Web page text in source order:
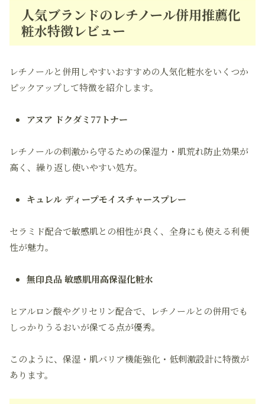
人気ブランドのレチノール併用推薦化
粧水特徴レビュー
レチノールと併用しやすいおすすめの人気化粧水をいくつか
ピックアップして特徴を紹介します。
アヌア ドクダミ77トナー
レチノールの刺激から守るための保湿力・肌荒れ防止効果が
高く、繰り返し使いやすい処方。
キュレル ディープモイスチャースプレー
セラミド配合で敏感肌との相性が良く、全身にも使える利便
性が魅力。
無印良品 敏感肌用高保湿化粧水
ヒアルロン酸やグリセリン配合で、レチノールとの併用でも
しっかりうるおいが保てる点が優秀。
このように、保湿・肌バリア機能強化・低刺激設計に特徴が
あります。